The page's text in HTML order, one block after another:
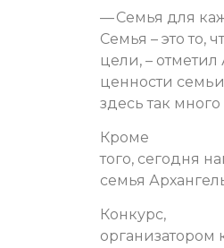
— Семья для
Семья – это то,
цели, –
ценности
здесь так
Кроме
того, сегодня
семья
Конкурс,
организатором